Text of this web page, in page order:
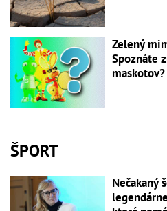
Zelený
Spoznáte
ŠPORT
Nečakaný